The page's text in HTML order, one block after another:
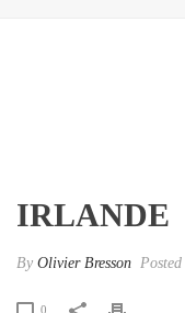
IRLANDE
By Olivier Bresson Posted
0